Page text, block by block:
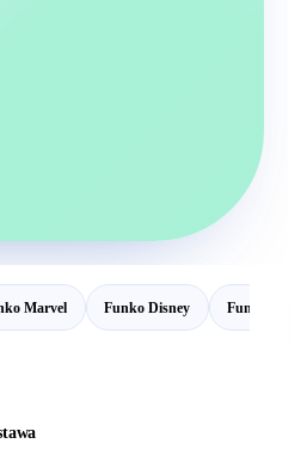
Marvel Funko Disney Funko DC